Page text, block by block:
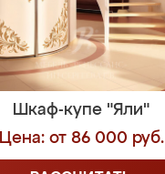
Шкаф-купе "Яли"
Цена: от 86 000 руб.